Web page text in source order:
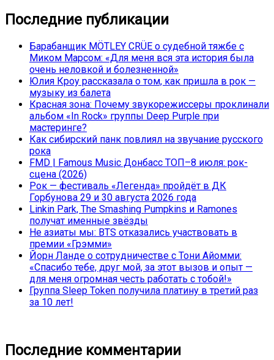
Последние публикации
Барабанщик MÖTLEY CRÜE о судебной тяжбе с
Миком Марсом: «Для меня вся эта история была
очень неловкой и болезненной»
Юлия Кроу рассказала о том, как пришла в рок —
музыку из балета
Красная зона: Почему звукорежиссеры проклинали
альбом «In Rock» группы Deep Purple при
мастеринге?
Как сибирский панк повлиял на звучание русского
рока
FMD | Famous Music Донбасс ТОП–8 июля: рок-
сцена (2026)
Рок — фестиваль «Легенда» пройдёт в ДК
Горбунова 29 и 30 августа 2026 года
Linkin Park, The Smashing Pumpkins и Ramones
получат именные звёзды
Не азиаты мы: BTS отказались участвовать в
премии «Грэмми»
Йорн Ланде о сотрудничестве с Тони Айомми:
«Спасибо тебе, друг мой, за этот вызов и опыт —
для меня огромная честь работать с тобой!»
Группа Sleep Token получила платину в третий раз
за 10 лет!
Последние комментарии